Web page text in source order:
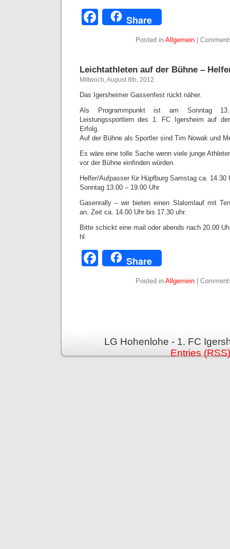
Facebook
Share
Posted in Allgemein|
Leichtathleten auf der Bühne –
Mittwoch, August 8th, 2012
Das Igersheimer Gassenfest rückt näher.
Als Programmpunkt ist am Sonntag
Leistungssportlern des 1. FC Igersheim auf
Erfolg.
Auf der Bühne als Sportler sind Tim Nowak und
Es wäre eine tolle Sache wenn viele junge
vor der Bühne einfinden würden.
Helfer/Aufpasser für Hüpfburg Samstag ca. 14.30
Sonntag 13.00 – 19.00 Uhr
Gasenrally – wir bieten einen Slalomlauf mit
an. Zeit ca. 14.00 Uhr bis 17.30 uhr.
Bitte schickt eine mail oder abends nach 20.00
hl
Facebook
Share
Posted in Allgemein|
LG Hohenlohe - 1. FC
Entries (RSS)